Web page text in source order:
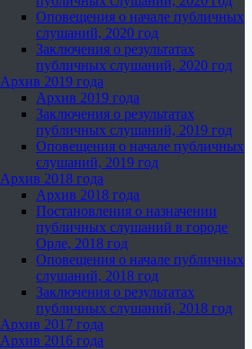
Оповещения о начале публичных
слушаний, 2020 год
Заключения о результатах
публичных слушаний, 2020 год
Архив 2019 года
Архив 2019 года
Заключения о результатах
публичных слушаний, 2019 год
Оповещения о начале публичных
слушаний, 2019 год
Архив 2018 года
Архив 2018 года
Постановления о назначении
публичных слушаний в городе
Орле, 2018 год
Оповещения о начале публичных
слушаний, 2018 год
Заключения о результатах
публичных слушаний, 2018 год
Архив 2017 года
Архив 2016 года